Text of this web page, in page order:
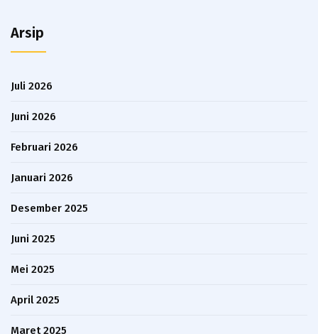
Arsip
Juli 2026
Juni 2026
Februari 2026
Januari 2026
Desember 2025
Juni 2025
Mei 2025
April 2025
Maret 2025